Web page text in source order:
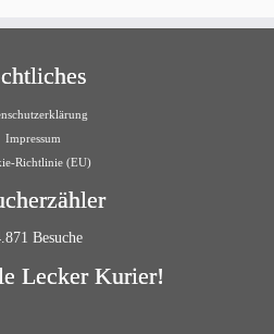
Impressum
Richtlinie (EU)
Besuche
Lecker Kurier!